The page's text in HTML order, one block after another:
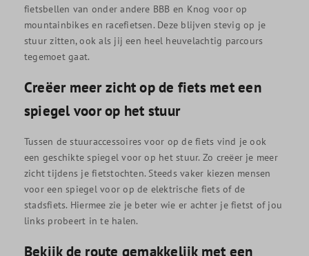
fietsbellen van onder andere BBB en Knog voor op
mountainbikes en racefietsen. Deze blijven stevig op je
stuur zitten, ook als jij een heel heuvelachtig parcours
tegemoet gaat.
Creëer meer zicht op de fiets met een
spiegel voor op het stuur
Tussen de stuuraccessoires voor op de fiets vind je ook
een geschikte spiegel voor op het stuur. Zo creëer je meer
zicht tijdens je fietstochten. Steeds vaker kiezen mensen
voor een spiegel voor op de elektrische fiets of de
stadsfiets. Hiermee zie je beter wie er achter je fietst of jou
links probeert in te halen.
Bekijk de route gemakkelijk met een